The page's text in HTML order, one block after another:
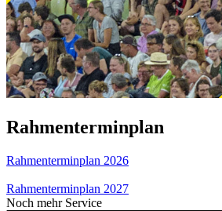
Rahmenterminplan
Rahmenterminplan 2026
Rahmenterminplan 2027
Noch mehr Service